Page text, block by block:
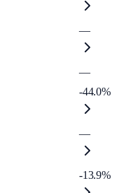
—
—
-44.0%
—
-13.9%